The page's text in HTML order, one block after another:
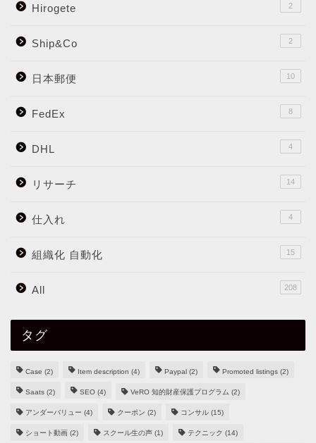
Hirogete 2
Ship&Co 2
日本郵便 10
FedEx 8
DHL 4
リサーチ 14
仕入れ 4
組織化 自動化 15
All 208
タグ
Case (2) Item description (4) Paypal (2) Promoted listings (2)
Saats (2) SEO (4) VeRO 知的財産保護プログラム (2)
アンダーバリュー (4) クーポン (2) コンサル (15)
ショート動画 (2) スクール生の声 (1) テクニック (14)